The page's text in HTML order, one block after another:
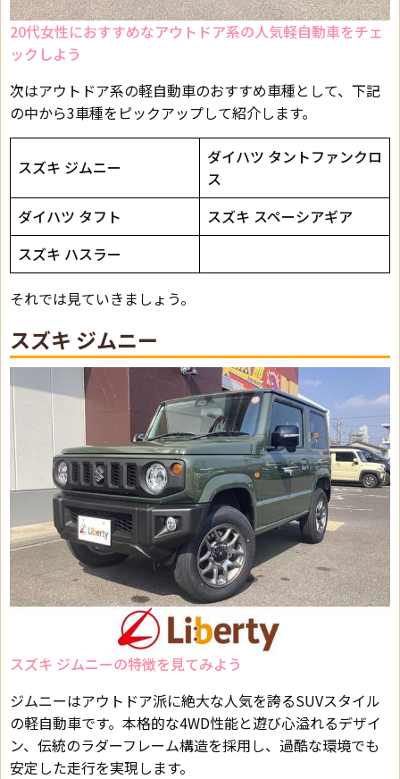
20代女性におすすめなアウトドア系の人気軽自動車をチェ
ックしよう
次はアウトドア系の軽自動車のおすすめ車種として、下記
の中から3車種をピックアップして紹介します。
スズキ ジムニー
ダイハツ タントファンクロ
ス
ダイハツ タフト
スズキ スペーシアギア
スズキ ハスラー
それでは見ていきましょう。
スズキ ジムニー
スズキ ジムニーの特徴を見てみよう
ジムニーはアウトドア派に絶大な人気を誇るSUVスタイル
の軽自動車です。本格的な4WD性能と遊び心溢れるデザイ
ン、伝統のラダーフレーム構造を採用し、過酷な環境でも
安定した走行を実現します。